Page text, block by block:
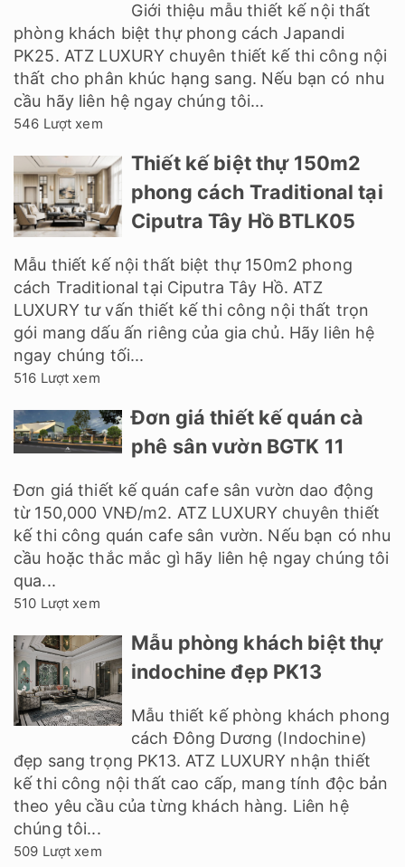
Giới thiệu mẫu thiết kế nội thất
phòng khách biệt thự phong cách Japandi
PK25. ATZ LUXURY chuyên thiết kế thi công nội
thất cho phân khúc hạng sang. Nếu bạn có nhu
cầu hãy liên hệ ngay chúng tôi...
546 Lượt xem
Thiết kế biệt thự 150m2
phong cách Traditional tại
Ciputra Tây Hồ BTLK05
Mẫu thiết kế nội thất biệt thự 150m2 phong
cách Traditional tại Ciputra Tây Hồ. ATZ
LUXURY tư vấn thiết kế thi công nội thất trọn
gói mang dấu ấn riêng của gia chủ. Hãy liên hệ
ngay chúng tối...
516 Lượt xem
Đơn giá thiết kế quán cà
phê sân vườn BGTK 11
Đơn giá thiết kế quán cafe sân vườn dao động
từ 150,000 VNĐ/m2. ATZ LUXURY chuyên thiết
kế thi công quán cafe sân vườn. Nếu bạn có nhu
cầu hoặc thắc mắc gì hãy liên hệ ngay chúng tôi
qua...
510 Lượt xem
Mẫu phòng khách biệt thự
indochine đẹp PK13
Mẫu thiết kế phòng khách phong
cách Đông Dương (Indochine)
đẹp sang trọng PK13. ATZ LUXURY nhận thiết
kế thi công nội thất cao cấp, mang tính độc bản
theo yêu cầu của từng khách hàng. Liên hệ
chúng tôi...
509 Lượt xem